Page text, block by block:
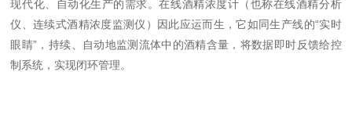
现代化、自动化生产的需求。在线酒精浓度计（也称在线酒精分析
仪、连续式酒精浓度监测仪）因此应运而生，它如同生产线的“实时
眼睛”，持续、自动地监测流体中的酒精含量，将数据即时反馈给控
制系统，实现闭环管理。